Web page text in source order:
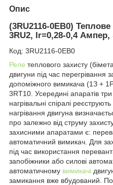
Опис
(3RU2116-0EB0)
3RU2, Ir=0,28-0,4 Ампер,
Код: 3RU2116-0EB0
Реле теплового захисту
двигуни під час перегрівання
допоміжного вимикача (1З +
3RT10. Усередині апаратів
нагрівальні спіралі
нагрівання двигуна
про залежно від струму
захисними апаратами є:
автоматичний вимикач. Для
під час використання
запобіжники або силові
автоматичному вимикачі
замикання вже вбудований.